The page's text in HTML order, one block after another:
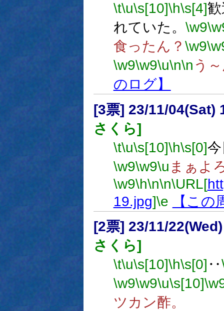
\t\u\s[10]\h\s[4]
れていた。 \w9
食ったん？ \w9
\w9\w9\u\n\n う
のログ】
[3票] 23/11/04(Sat)
さくら]
\t\u\s[10]\h\s[0]
\w9\w9\u まぁよ
\w9\h\n\n\URL[
19.jpg]\e
【この
[2票] 23/11/
さくら]
\t\u\s[10]\h\s[0] ‥
\w9\w9\u\s[10]
ツカン酢。